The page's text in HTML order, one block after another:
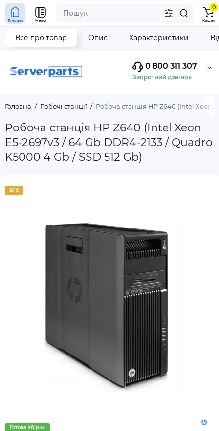
0 800 311 307
Зворотний дзвінок
Головна Меню
0
Кошик
Головна Робочі станції Робоча станція HP Z640 (Intel Xeon
Робоча станція HP Z640 (Intel Xeon
E5-2697v3 / 64 Gb DDR4-2133 / Quadro
K5000 4 Gb / SSD 512 Gb)
Все про товар Опис Характеристики
Б/В
Готова збірка